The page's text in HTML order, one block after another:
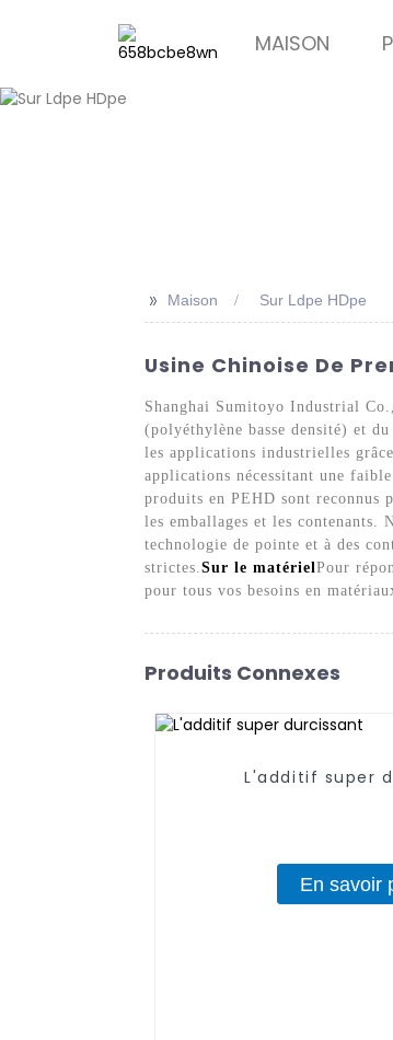
MAISON
>> Maison Sur Ldpe HDpe
Usine Chinoise De
Shanghai Sumitoyo Industrial
(polyéthylène basse densité) et
les applications industrielles
applications nécessitant une
produits en PEHD sont reconnus
les emballages et les contenants.
technologie de pointe et à des
strictes. Sur le matériel Pour
pour tous vos besoins en
Produits Connexes
L'additif super
En savoir